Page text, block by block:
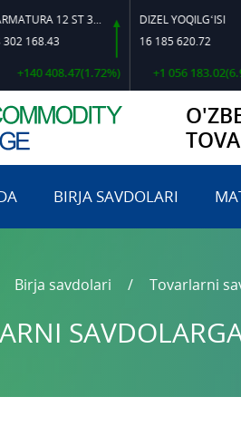
ARMATURA 12 ST 35 GS O‘LCHAMLI
408.47(1.72%)
DIZEL YOQILG‘ISI
16 185 620.72
+1 056 183.02(6.98%)
BIRJA SAVDOLARI
Birja savdolari Tovarlarni